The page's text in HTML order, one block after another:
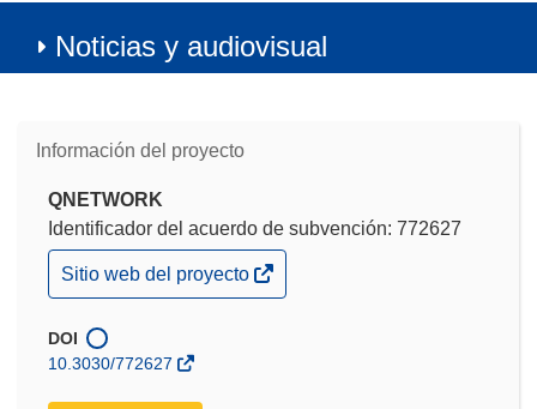
Noticias y audiovisual
Información del proyecto
QNETWORK
Identificador del acuerdo de subvención: 772627
(se
abrirá
una
nueva
Sitio web del proyecto
DOI
10.3030/772627